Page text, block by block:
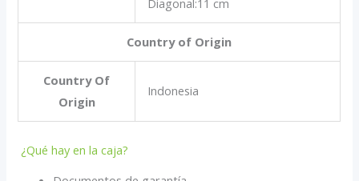
Diagonal:11 cm
Country of Origin
Country Of
Origin
Indonesia
¿Qué hay en la caja?